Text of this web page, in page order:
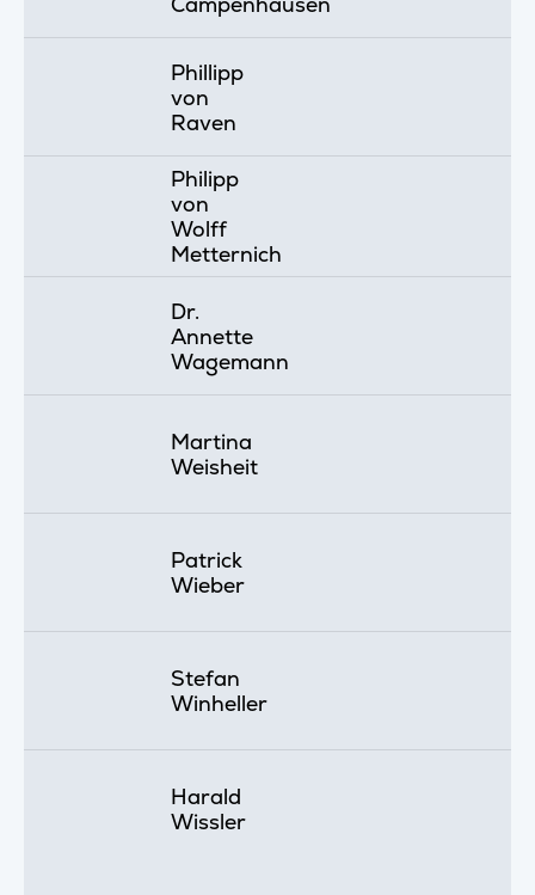
Phillipp
von
Raven
Philipp
von
Wolff
Metternich
Dr.
Annette
Wagemann
Martina
Weisheit
Patrick
Wieber
Stefan
Winheller
Harald
Wissler